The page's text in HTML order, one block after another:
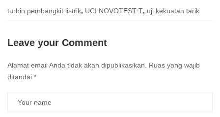
turbin pembangkit listrik, UCI NOVOTEST T, uji kekuatan tarik
Leave your Comment
Alamat email Anda tidak akan dipublikasikan.
Ruas yang wajib
ditandai *